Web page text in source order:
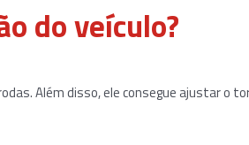
do veículo?
Além disso, ele consegue ajustar o